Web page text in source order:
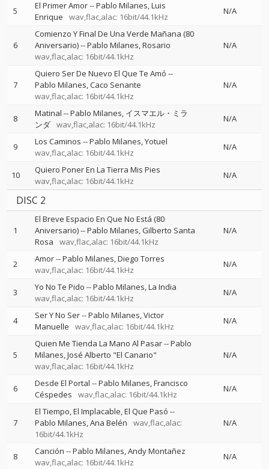
5 El Primer Amor--Pablo Milanes Luis
Enrique
wav,flac,alac: 16bit/44.1kHz
N/A
6
Comienzo Y Final De Una Verde Mañana (80
Aniversario)--Pablo Milanes Rosario
wav,flac,alac: 16bit/44.1kHz
N/A
7
Quiero Ser De Nuevo El Que Te Amó --
Pablo Milanes Caco Senante
wav,flac,alac: 16bit/44.1kHz
N/A
8 Matinal --Pablo Milanes イスマエル・ミラ
ンダ wav,flac,alac: 16bit/44.1kHz
N/A
9 Los Caminos --Pablo Milanes Yotuel
wav,flac,alac: 16bit/44.1kHz
N/A
10
Quiero Poner En La Tierra Mis Pies
wav,flac,alac: 16bit/44.1kHz
N/A
DISC 2
1
El Breve Espacio En Que No Está (80
Aniversario)--Pablo Milanes Gilberto Santa
Rosa
wav,flac,alac: 16bit/44.1kHz
N/A
2 Amor--Pablo Milanes Diego Torres
wav,flac,alac: 16bit/44.1kHz
N/A
3 Yo No Te Pido --Pablo Milanes La India
wav,flac,alac: 16bit/44.1kHz
N/A
4 Ser Y No Ser--Pablo Milanes Victor
Manuelle
wav,flac,alac: 16bit/44.1kHz
N/A
5
Quien Me Tienda La Mano Al Pasar--Pablo
Milanes José Alberto "El Canario"
wav,flac,alac: 16bit/44.1kHz
N/A
6 Desde El Portal --Pablo Milanes Francisco
Céspedes
wav,flac,alac: 16bit/44.1kHz
N/A
7
El Tiempo, El Implacable, El Que Pasó --
Pablo Milanes Ana Belén
wav,flac,alac:
16bit/44.1kHz
N/A
8 Canción --Pablo Milanes Andy Montañez
wav,flac,alac: 16bit/44.1kHz
N/A